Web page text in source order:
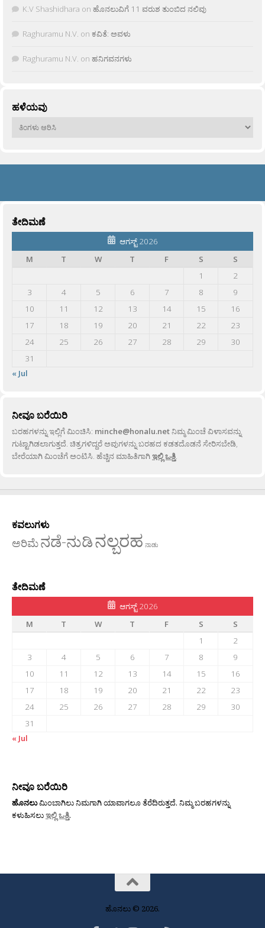
K.V Shashidhara on ಹೊನಲುವಿಗೆ 11 ವರುಶ ತುಂಬಿದ ನಲಿವು
Raghuramu N.V. on ಕವಿತೆ: ಅವಳು
Raghuramu N.V. on ಹನಿಗವನಗಳು
ಹಳೆಯವು
ಹಳೆಯವು
ತೇದಿಮಣೆ
ಆಗಸ್ಟ್ 2026
M
T W T F S
S
1
2
3
4 5 6 7 8
9
10
11 12 13 14 15
16
17
18 19 20 21 22
23
24
25 26 27 28 29
30
31
« Jul
ನೀವೂ ಬರೆಯಿರಿ
ಬರಹಗಳನ್ನು ಇಲ್ಲಿಗೆ ಮಿಂಚಿಸಿ: minche@honalu.netನಿಮ್ಮ ಮಿಂಚೆ ವಿಳಾಸವನ್ನು
ಗುಟ್ಟಾಗಿಡಲಾಗುತ್ತದೆ. ಚಿತ್ರಗಳಿದ್ದರೆ ಅವುಗಳನ್ನು ಬರಹದ ಕಡತದೊಡನೆ ಸೇರಿಸಬೇಡಿ,
ಬೇರೆಯಾಗಿ ಮಿಂಚೆಗೆ ಅಂಟಿಸಿ. ಹೆಚ್ಚಿನ ಮಾಹಿತಿಗಾಗಿಇಲ್ಲಿ ಒತ್ತಿ.
ಕವಲುಗಳು
ಅರಿಮೆನಡೆ-ನುಡಿನಲ್ಬರಹ ನಾಡು
ತೇದಿಮಣೆ
ಆಗಸ್ಟ್ 2026
M
T W T F S
S
1
2
3
4 5 6 7 8
9
10
11 12 13 14 15
16
17
18 19 20 21 22
23
24
25 26 27 28 29
30
31
« Jul
ನೀವೂ ಬರೆಯಿರಿ
ಹೊನಲುಮಿಂಬಾಗಿಲು ನಿಮಗಾಗಿ ಯಾವಾಗಲೂ ತೆರೆದಿರುತ್ತದೆ. ನಿಮ್ಮ ಬರಹಗಳನ್ನು
ಕಳುಹಿಸಲುಇಲ್ಲಿ ಒತ್ತಿ.
ಹೊನಲು © 2026.